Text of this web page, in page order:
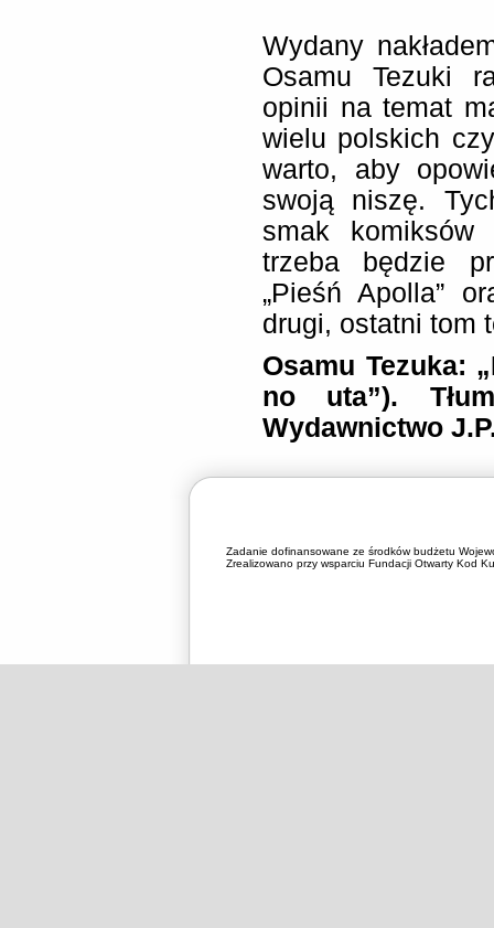
Wydany
Osamu Tezuki
opinii na temat
wielu polskich
warto, aby
swoją niszę.
smak
trzeba będzie
„Pieśń Apolla”
drugi, ostatni tom
Osamu Tezuka:
no uta”).
Wydawnictwo
Zadanie dofinansowane ze środków budżetu
Zrealizowano przy wsparciu Fundacji Otwarty Kod